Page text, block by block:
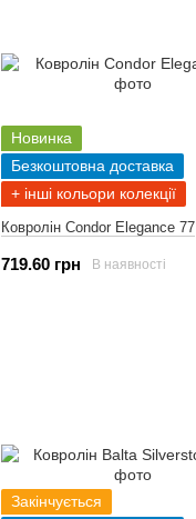
Новинка
Безкоштовна доставка
+ інші кольори колекції
Ковролін Condor Elegance 77
719.60 грн В наявності
Закінчується